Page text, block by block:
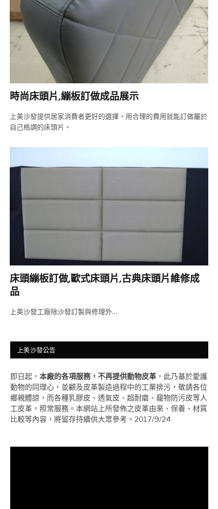
時尚床頭片,繃板訂做成品展示
上美沙發提供居家消費者更好的選擇，用合理的費用就能訂做屬於
自己格調的床頭片。
床頭繃板訂做,歐式床頭片,古典床頭片維修成
品
上美沙發工廠除沙發訂製與修理外…
上美沙發公告
即日起， 本廠的各項服務，不再提供動物皮革 ，此乃基於愛護
動物的同理心，並顧及皮革製造過程中的工業排污，敬請各位
鄉親體諒，而各種乳膠皮、透氣皮、超耐磨、竉物防污皮等人
工皮革，照常服務。本網站上所發佈之皮革由來、保養、材質
比較等內容，將留存持續供大眾參考。2017/9/24